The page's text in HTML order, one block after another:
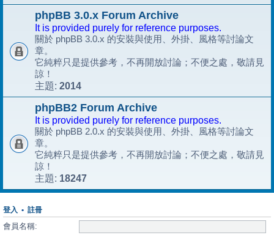
phpBB 3.0.x Forum Archive
It is provided purely for reference purposes.
關於 phpBB 3.0.x 的安裝與使用、外掛、風格等討論文
章。
它純粹只是提供參考，不再開放討論；不便之處，敬請見
諒！
主題: 2014
phpBB2 Forum Archive
It is provided purely for reference purposes.
關於 phpBB 2.0.x 的安裝與使用、外掛、風格等討論文
章。
它純粹只是提供參考，不再開放討論；不便之處，敬請見
諒！
主題: 18247
登入 • 註冊
會員名稱: